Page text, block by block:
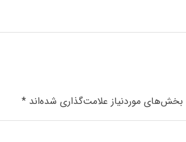
بخش‌های موردنیاز علامت‌گذاری شده‌اند *